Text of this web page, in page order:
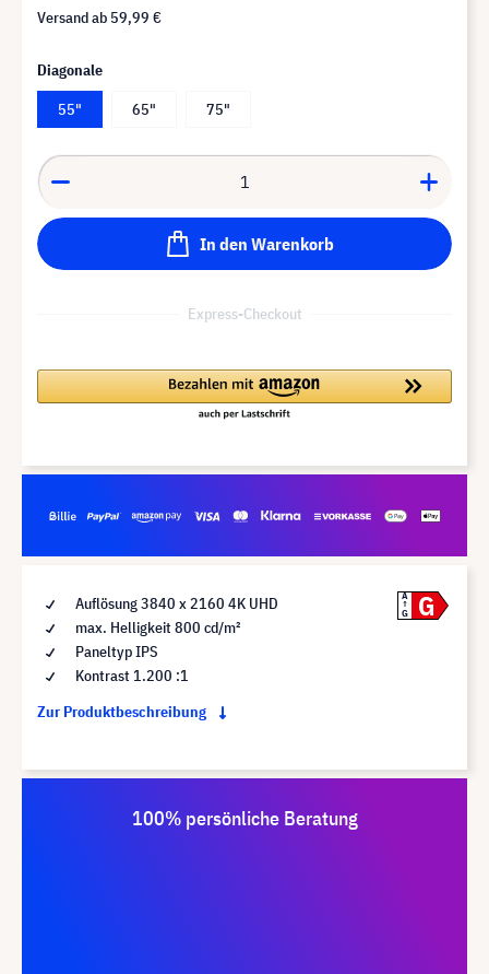
Versand ab 59,99 €
Diagonale
55"
65" 75"
In den Warenkorb
Express-Checkout
Auflösung 3840 x 2160 4K UHD
max. Helligkeit 800 cd/m²
Paneltyp IPS
Kontrast 1.200 :1
Zur Produktbeschreibung
A
G
G
100% persönliche Beratung